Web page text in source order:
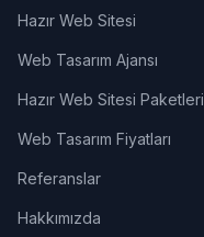
Hazır Web Sitesi
Web Tasarım Ajansı
Hazır Web Sitesi Paketleri
Web Tasarım Fiyatları
Referanslar
Hakkımızda